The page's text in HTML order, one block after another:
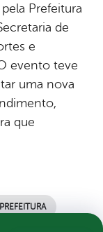
Prefeitura
de
e
evento teve
uma nova
que
PREFEITURA